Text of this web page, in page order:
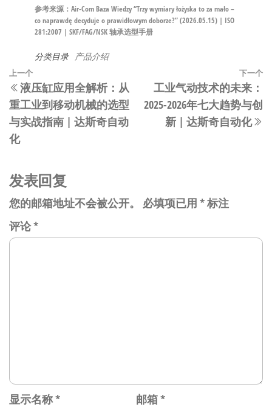
参考来源：Air-Com Baza Wiedzy “Trzy wymiary łożyska to za mało –
co naprawdę decyduje o prawidłowym doborze?” (2026.05.15) | ISO
281:2007 | SKF/FAG/NSK 轴承选型手册
分类目录 产品介绍
文
章
导
航
上
一
篇
文
章
上一个
液压缸应用全解析：从
重工业到移动机械的选型
与实战指南 | 达斯奇自动
化
下一个
工业气动技术的未来：
2025-2026年七大趋势与创
新 | 达斯奇自动化
发表回复
您的邮箱地址不会被公开。 必填项已用 *标注
评论*
显示名称* 邮箱*